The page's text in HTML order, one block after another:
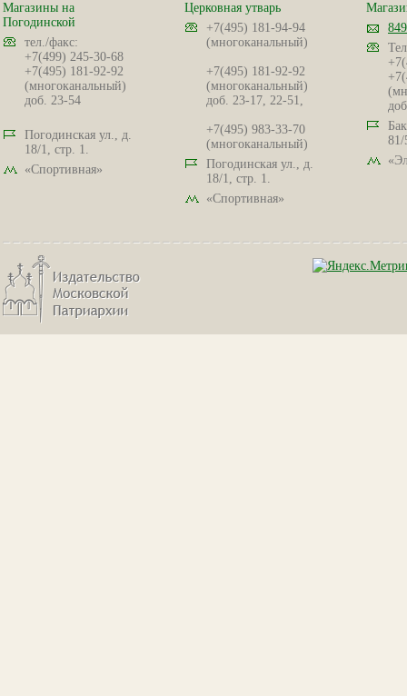
Магазины на
Погодинской
тел./факс:
+7(499) 245-30-68
+7(495) 181-92-92
(многоканальный)
доб. 23-54
Погодинская ул., д.
18/1, стр. 1.
«Спортивная»
Церковная утварь
+7(495) 181-94-94
(многоканальный)
+7(495) 181-92-92
(многоканальный)
доб. 23-17, 22-51,
+7(495) 983-33-70
(многоканальный)
Погодинская ул., д.
18/1, стр. 1.
«Спортивная»
81/